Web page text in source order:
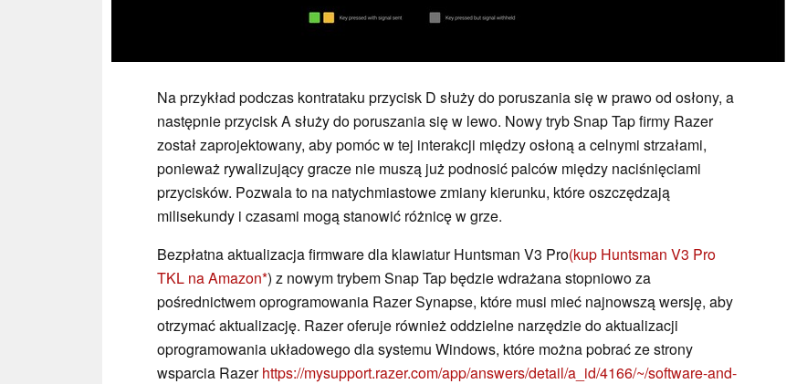
Na przykład podczas kontrataku przycisk D służy do poruszania się w prawo od osłony, a
następnie przycisk A służy do poruszania się w lewo. Nowy tryb Snap Tap firmy Razer
został zaprojektowany, aby pomóc w tej interakcji między osłoną a celnymi strzałami,
ponieważ rywalizujący gracze nie muszą już podnosić palców między naciśnięciami
przycisków. Pozwala to na natychmiastowe zmiany kierunku, które oszczędzają
milisekundy i czasami mogą stanowić różnicę w grze.
Bezpłatna aktualizacja firmware dla klawiatur Huntsman V3 Pro(kup Huntsman V3 Pro
TKL na Amazon ) z nowym trybem Snap Tap będzie wdrażana stopniowo za
pośrednictwem oprogramowania Razer Synapse, które musi mieć najnowszą wersję, aby
otrzymać aktualizację. Razer oferuje również oddzielne narzędzie do aktualizacji
oprogramowania układowego dla systemu Windows, które można pobrać ze strony
wsparcia Razerhttps://mysupport.razer.com/app/answers/detail/a_id/4166/~/software-and-